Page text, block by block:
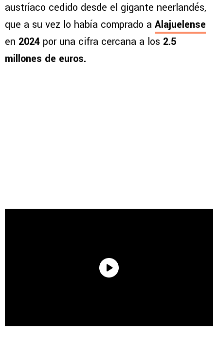
austríaco cedido desde el gigante neerlandés,
que a su vez lo había comprado a Alajuelense
en 2024 por una cifra cercana a los 2.5
millones de euros.